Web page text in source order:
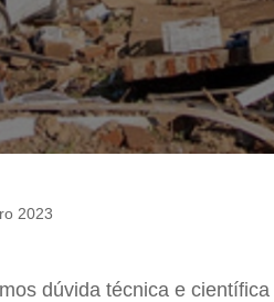
2023
dúvida técnica e